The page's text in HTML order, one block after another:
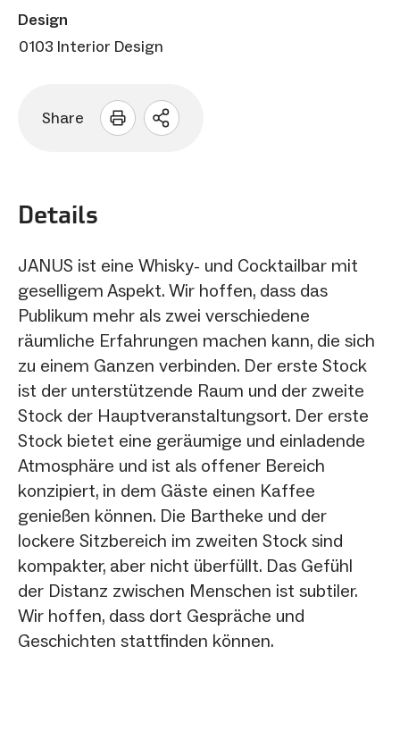
Design
0103 Interior Design
Share
Sharing
Details
JANUS ist eine Whisky- und Cocktailbar mit
geselligem Aspekt. Wir hoffen, dass das
Publikum mehr als zwei verschiedene
räumliche Erfahrungen machen kann, die sich
zu einem Ganzen verbinden. Der erste Stock
ist der unterstützende Raum und der zweite
Stock der Hauptveranstaltungsort. Der erste
Stock bietet eine geräumige und einladende
Atmosphäre und ist als offener Bereich
konzipiert, in dem Gäste einen Kaffee
genießen können. Die Bartheke und der
lockere Sitzbereich im zweiten Stock sind
kompakter, aber nicht überfüllt. Das Gefühl
der Distanz zwischen Menschen ist subtiler.
Wir hoffen, dass dort Gespräche und
Geschichten stattfinden können.